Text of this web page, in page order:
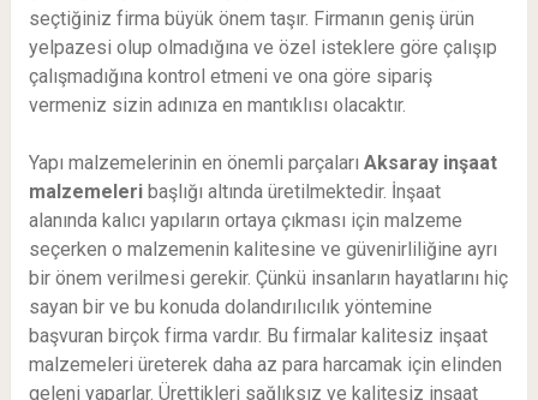
seçtiğiniz firma büyük önem taşır. Firmanın geniş ürün
yelpazesi olup olmadığına ve özel isteklere göre çalışıp
çalışmadığına kontrol etmeni ve ona göre sipariş
vermeniz sizin adınıza en mantıklısı olacaktır.
Yapı malzemelerinin en önemli parçaları Aksaray inşaat
malzemeleri başlığı altında üretilmektedir. İnşaat
alanında kalıcı yapıların ortaya çıkması için malzeme
seçerken o malzemenin kalitesine ve güvenirliliğine ayrı
bir önem verilmesi gerekir. Çünkü insanların hayatlarını hiç
sayan bir ve bu konuda dolandırılıcılık yöntemine
başvuran birçok firma vardır. Bu firmalar kalitesiz inşaat
malzemeleri üreterek daha az para harcamak için elinden
geleni yaparlar. Ürettikleri sağlıksız ve kalitesiz inşaat